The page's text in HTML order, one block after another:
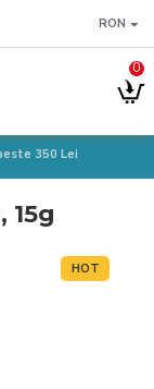
RON
0
350 Lei
15g
HOT